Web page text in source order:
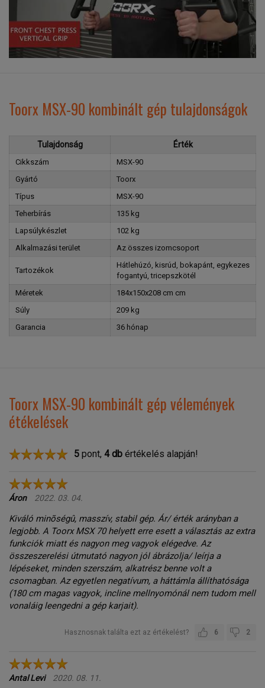
Toorx MSX-90 kombinált gép tulajdonságok
Tulajdonság Érték
Cikkszám
MSX-90
Gyártó
Toorx
Típus
MSX-90
Teherbírás
135 kg
Lapsúlykészlet
102 kg
Alkalmazási terület
Az összes izomcsoport
Tartozékok
Hátlehúzó, kisrúd, bokapánt, egykezes
fogantyú, tricepszkötél
Méretek
184x150x208 cm cm
Súly
209 kg
Garancia
36 hónap
Toorx MSX-90 kombinált gép vélemények
étékelések
5 pont, 4db értékelés alapján!
Áron 2022. 03. 04.
Kiváló minõségû, masszív, stabil gép. Ár/ érték arányban a
legjobb. A Toorx MSX 70 helyett erre esett a választás az extra
funkciók miatt és nagyon meg vagyok elégedve. Az
összeszerelési útmutató nagyon jól ábrázolja/ leírja a
lépéseket, minden szerszám, alkatrész benne volt a
csomagban. Az egyetlen negatívum, a háttámla állíthatósága
(180 cm magas vagyok, incline mellnyomónál nem tudom mell
vonaláig leengedni a gép karjait).
Hasznosnak találta ezt az értékelést? 2
6
Antal Levi 2020. 08. 11.